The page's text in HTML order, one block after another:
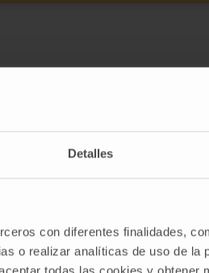
Detalles
con diferentes finalidades,
o realizar analíticas de uso de la
Qui peut